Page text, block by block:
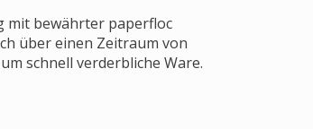
mit bewährter paperfloc
über einen Zeitraum von
schnell verderbliche Ware.